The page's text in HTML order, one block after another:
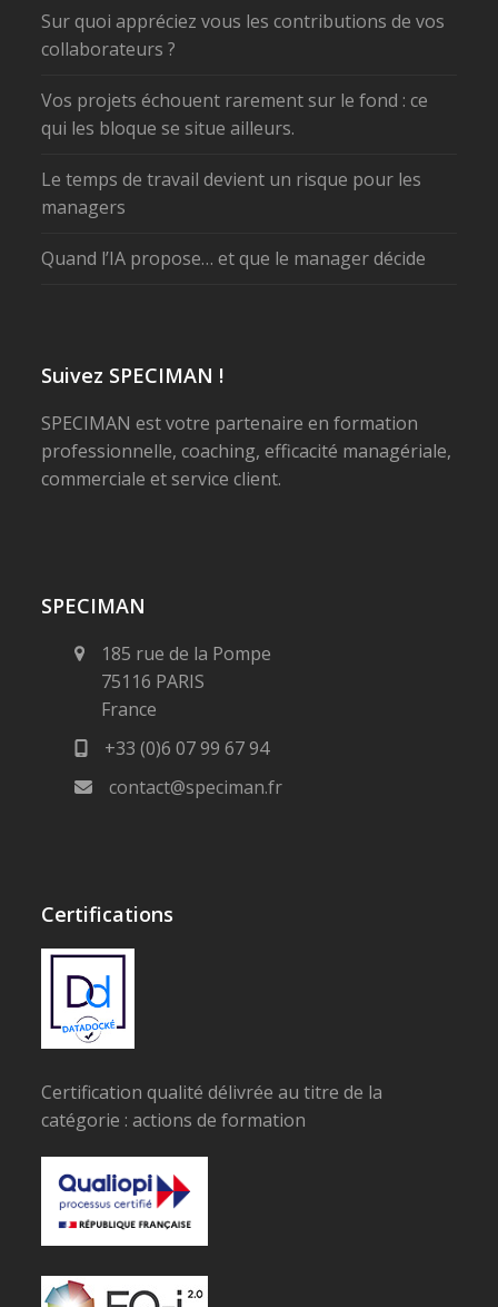
Sur quoi appréciez vous les contributions de vos
collaborateurs ?
Vos projets échouent rarement sur le fond : ce
qui les bloque se situe ailleurs.
Le temps de travail devient un risque pour les
managers
Quand l’IA propose… et que le manager décide
Suivez SPECIMAN !
SPECIMAN est votre partenaire en formation
professionnelle, coaching, efficacité managériale,
commerciale et service client.
SPECIMAN
185 rue de la Pompe
75116 PARIS
France
+33 (0)6 07 99 67 94
contact@speciman.fr
Certifications
Certification qualité délivrée au titre de la
catégorie : actions de formation